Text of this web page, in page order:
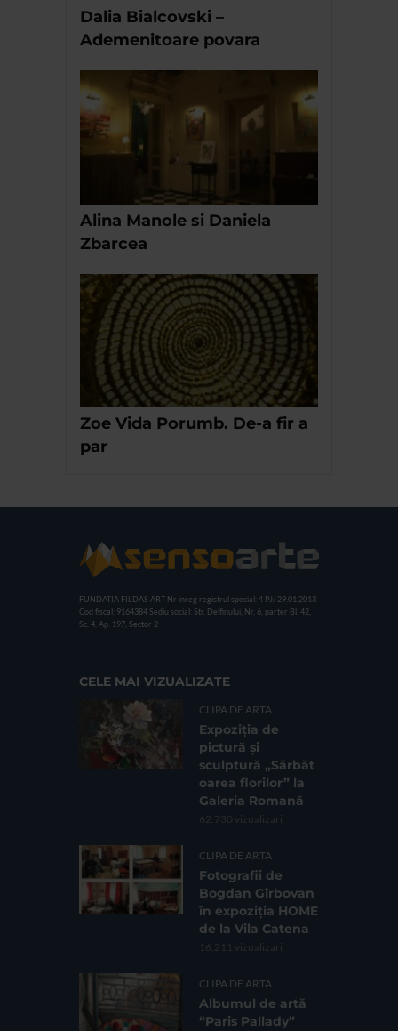
Dalia Bialcovski –
Ademenitoare povara
Alina Manole si Daniela
Zbarcea
Zoe Vida Porumb. De-a fir a
par
FUNDATIA FILDAS ART Nr inreg registrul special: 4 PJ/ 29.01.2013
Cod fiscal: 9164384 Sediu social: Str. Delfinului, Nr. 6, parter Bl. 42,
Sc. 4, Ap. 197, Sector 2
CELE MAI VIZUALIZATE
CLIPA DE ARTA
Expoziția de
pictură și
sculptură „Sărbăt
oarea florilor” la
Galeria Romană
62.730 vizualizari
CLIPA DE ARTA
Fotografii de
Bogdan Gîrbovan
în expoziția HOME
de la Vila Catena
16.211 vizualizari
CLIPA DE ARTA
Albumul de artă
“Paris Pallady”